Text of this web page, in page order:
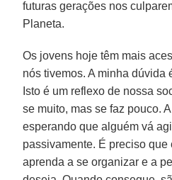
futuras gerações nos
Planeta.
Os jovens hoje têm mais
nós tivemos. A minha dúvida
Isto é um reflexo de nossa
se muito, mas se faz pouco.
esperando que alguém vá
passivamente. É preciso que
aprenda a se organizar e a